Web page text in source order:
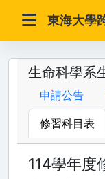
東海大學
生命科學系
申請公告
修習科目表
114學年度